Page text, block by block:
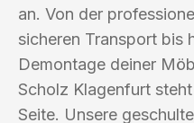
an. Von der
sicheren Transport bis
Demontage deiner
Scholz Klagenfurt
Seite. Unsere